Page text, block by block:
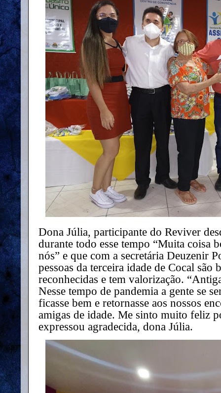
Dona Júlia, participante do Reviver
durante todo esse tempo “Muita coisa
nós” e que com a secretária Deuzenir
pessoas da terceira idade de Cocal são
reconhecidas e tem valorização.
Nesse tempo de pandemia a gente se
ficasse bem e retornasse aos nossos
amigas de idade. Me sinto muito feliz
expressou agradecida, dona Júlia.